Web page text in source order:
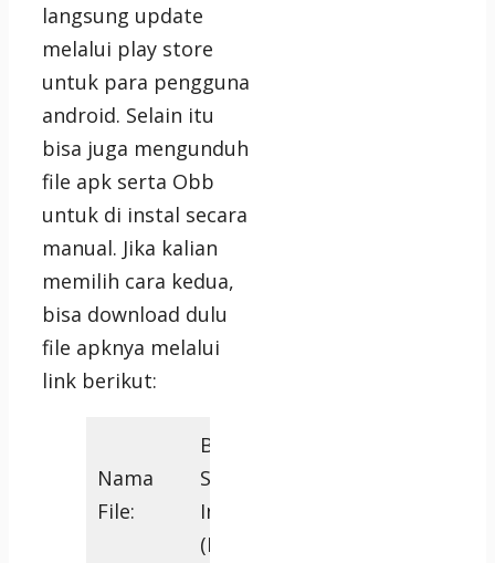
langsung update
melalui play store
untuk para pengguna
android. Selain itu
bisa juga mengunduh
file apk serta Obb
untuk di instal secara
manual. Jika kalian
memilih cara kedua,
bisa download dulu
file apknya melalui
link berikut:
Nama
File:
Bus
Simlator
Indoensia
(Bussid)